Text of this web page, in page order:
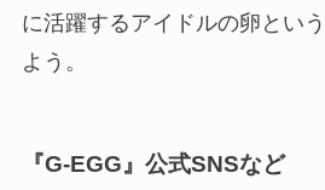
に活躍するアイドルの卵とい
よう。
『G-EGG』公式SNSなど